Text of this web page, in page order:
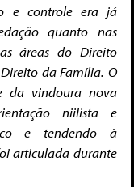
e controle era já
quanto nas
áreas do Direito
da Família. O
da vindoura nova
niilista e
e tendendo à
articulada durante